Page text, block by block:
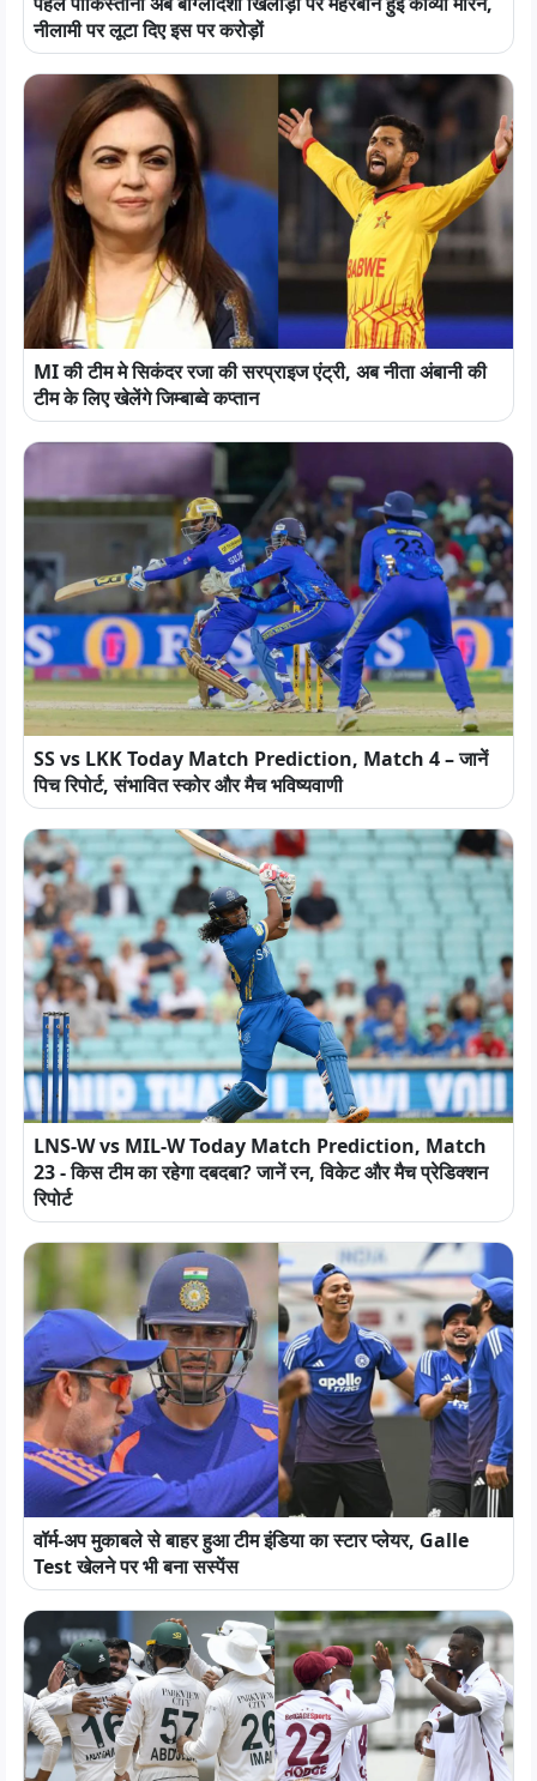
नीलामी पर लूटा दिए इस पर करोड़ों
MI की टीम मे सिकंदर रजा की सरप्राइज एंट्री, अब नीता अंबानी की
टीम के लिए खेलेंगे जिम्बाब्वे कप्तान
SS vs LKK Today Match Prediction, Match 4 – जानें
पिच रिपोर्ट, संभावित स्कोर और मैच भविष्यवाणी
LNS-W vs MIL-W Today Match Prediction, Match
23 - किस टीम का रहेगा दबदबा? जानें रन, विकेट और मैच प्रेडिक्शन
रिपोर्ट
वॉर्म-अप मुकाबले से बाहर हुआ टीम इंडिया का स्टार प्लेयर, Galle
Test खेलने पर भी बना सस्पेंस